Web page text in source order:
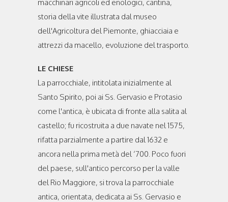
macchinari agricoli ed enologici, cantina,
storia della vite illustrata dal museo
dell'Agricoltura del Piemonte, ghiacciaia e
attrezzi da macello, evoluzione del trasporto.
LE CHIESE
La parrocchiale, intitolata inizialmente al
Santo Spirito, poi ai Ss. Gervasio e Protasio
come l'antica, è ubicata di fronte alla salita al
castello; fu ricostruita a due navate nel 1575,
rifatta parzialmente a partire dal 1632 e
ancora nella prima metà del ‘700. Poco fuori
del paese, sull'antico percorso per la valle
del Rio Maggiore, si trova la parrocchiale
antica, orientata, dedicata ai Ss. Gervasio e